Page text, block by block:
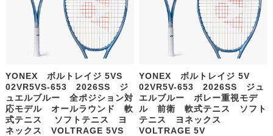
YONEX ボルトレイジ 5VS
02VR5VS-653 2026SS ジ
ュエルブルー 全ポジション対
応モデル オールラウンド 軟
式テニス ソフトテニス ヨ
ネックス VOLTRAGE 5VS
YONEX ボルトレイジ 5V
02VR5V-653 2026SS ジュ
エルブルー ボレー重視モデ
ル 前衛 軟式テニス ソフト
テニス ヨネックス
VOLTRAGE 5V